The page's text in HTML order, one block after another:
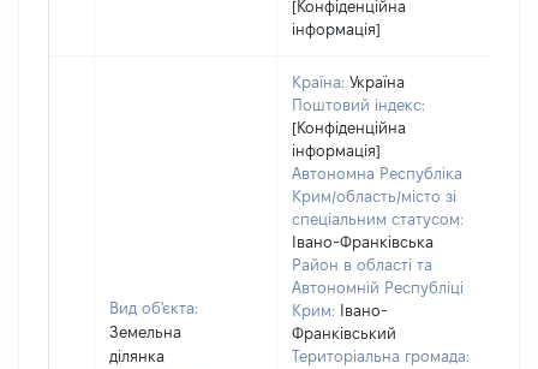
[Конфіденційна
інформація]
Вид об'єкта:
Земельна
ділянка
Країна: Україна
Поштовий індекс:
[Конфіденційна
інформація]
Автономна Республіка
Крим/область/місто зі
спеціальним статусом:
Івано-Франківська
Район в області та
Автономній Республіці
Крим:
Івано-
Франківський
Територіальна громада: